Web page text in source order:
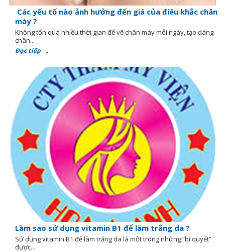
Các yếu tố nào ảnh hưởng đến giá của điêu khắc chân
mày ?
Không tốn quá nhiều thời gian để vẽ chân mày mỗi ngày, tạo dáng
chân...
Đọc tiếp
Làm sao sử dụng vitamin B1 để làm trắng da ?
Sử dụng vitamin B1 để làm trắng da là một trong những “bí quyết”
được...